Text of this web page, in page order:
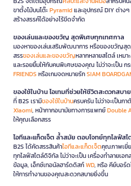
ขาตั้งไม้บนโต๊ะPyramidและอุปกรณ์ DIY ต่างๆ
สร้างสรรค์ได้อย่างไร้ขีดจำกัด
ของเล่นและของขวัญ สุดพิเศษทุกเทศกาล
มองหาของเล่นเสริมพัฒนาการ หรือของขวัญสุด
สรรของเล่นและของขวัญหลากหลายสไตล์ เหม
และรอยยิ้มให้กับคนพิเศษของคุณ ไม่ว่าจะเป็น ก
FRIENDS หรือเกมจดหมายรักSIAM
ของใช้ในบ้าน ไอเทมที่ช่วยให้ชีวิตสะดวกสบา
ที่ B2S เรามีของใช้ในบ้านครบครัน ไม่ว่าจะเป็นกา
Xiaomi, หน้ากากอนามัยทางการแพทย์Double
ให้คุณเลือกสรร
ไอทีและแก็ดเจ็ต ล้ำสมัย ตอบโจทย์ทุกไลฟ์สไ
B2S ได้คัดสรรสินค้าไอทีและแก็ดเจ็ตคุณภาพเยี่
ทุกไลฟ์สไตล์ดิจิทัล ไม่ว่าจะเป็น เครื่องทำลายเอก
ข้อมูล, เอ็กซ์เทอนัลฮาร์ดดิสก์WD, หรือ คีย์บอร์ด
ให้การทำงานของคุณสะดวกสบายยิ่งขึ้น